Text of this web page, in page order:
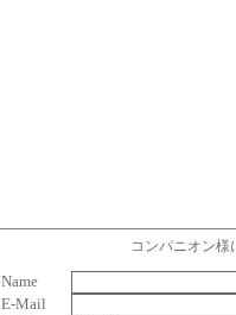
コンパニオン
Name
E-Mail